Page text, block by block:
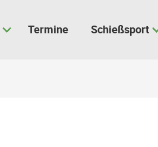
Termine Schießsport